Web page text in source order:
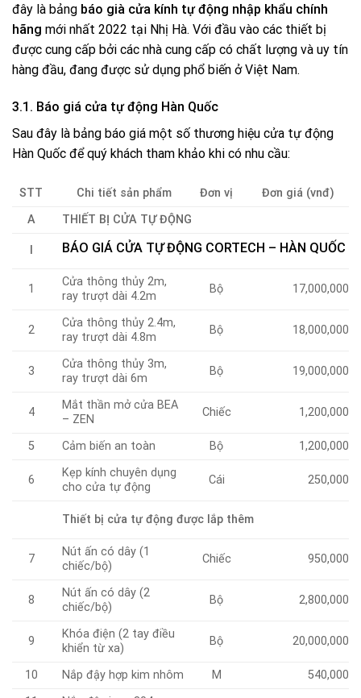
đây là bảng báo già cửa kính tự động nhập khẩu chính
hãng mới nhất 2022 tại Nhị Hà. Với đầu vào các thiết bị
được cung cấp bởi các nhà cung cấp có chất lượng và uy tín
hàng đầu, đang được sử dụng phổ biến ở Việt Nam.
3.1. Báo giá cửa tự động Hàn Quốc
Sau đây là bảng báo giá một số thương hiệu cửa tự động
Hàn Quốc để quý khách tham khảo khi có nhu cầu:
STT Chi tiết sản phẩm Đơn vị
Đơn giá (vnđ)
A
THIẾT BỊ CỬA TỰ ĐỘNG
BÁO GIÁ CỬA TỰ ĐỘNG CORTECH – HÀN QUỐC
1
Cửa thông thủy 2m,
ray trượt dài 4.2m
Bộ 17,000,000
2
Cửa thông thủy 2.4m,
ray trượt dài 4.8m
Bộ 18,000,000
3
Cửa thông thủy 3m,
ray trượt dài 6m
Bộ 19,000,000
4
Mắt thần mở cửa BEA
– ZEN
Chiếc 1,200,000
5 Cảm biến an toàn Bộ 1,200,000
6
Kẹp kính chuyên dụng
cho cửa tự động
Cái 250,000
Thiết bị cửa tự động được lắp thêm
7
Nút ấn có dây (1
chiếc/bộ)
Chiếc 950,000
8
Nút ấn có dây (2
chiếc/bộ)
Bộ 2,800,000
9
Khóa điện (2 tay điều
khiển từ xa)
Bộ 20,000,000
10 Nắp đậy hợp kim nhôm M
540,000